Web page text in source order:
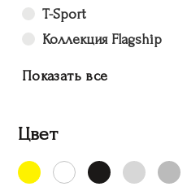
T-Sport
Коллекция Flagship
Показать все
Цвет